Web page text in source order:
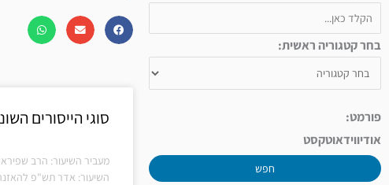
בחר קטגוריה ראשית:
פורמט:
אודיווידאוטקסט
חפש
סוגי הייסורים
מעביר השיעור: הרב
השיעור: אדר תש"פ